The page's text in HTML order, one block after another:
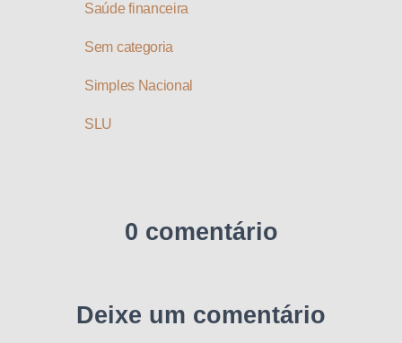
Saúde financeira
Sem categoria
Simples Nacional
SLU
0 comentário
Deixe um comentário